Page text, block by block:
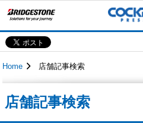
Home 店舗記事検索
店舗記事検索